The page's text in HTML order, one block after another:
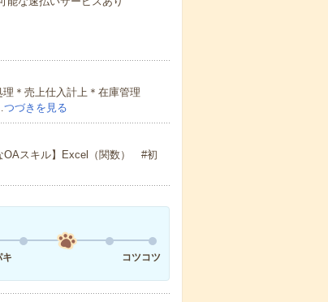
＊売上仕入計上＊在庫管理
つづきを見る
スキル】Excel（関数） #初
キ
コツコツ